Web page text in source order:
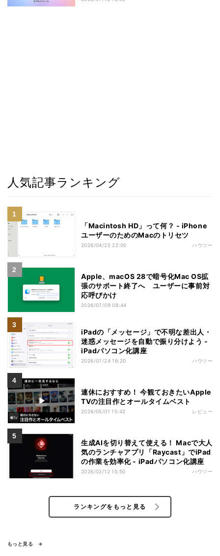
人気記事ランキング
「Macintosh HD」って何？ - iPhone
ユーザーのためのMacのトリセツ
2026/04/25 22:00 ハウツー
Apple、macOS 28で暗号化Mac OS拡
張のサポート終了へ ユーザーに事前対
応呼びかけ
2026/07/09 08:44
iPadの「メッセージ」で不明な差出人・
迷惑メッセージを自動で振り分けよう -
iPadパソコン化講座
2026/07/24 16:20 ハウツー
連休におすすめ！ 今観ておきたいApple
TVの注目作とオールタイムベスト
2026/05/01 15:42 レビュー
生成AIを切り替えて使える！ Macで大人
気のランチャアプリ「Raycast」でiPad
の作業を効率化 - iPadパソコン化講座
2026/02/12 15:50 ハウツー
ランキングをもっと見る
もっと見る